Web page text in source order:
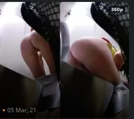
360p
05 Mar, 21